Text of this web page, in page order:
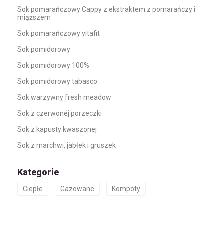
Sok pomarańczowy Cappy z ekstraktem z pomarańczy i
miąższem
Sok pomarańczowy vitafit
Sok pomidorowy
Sok pomidorowy 100%
Sok pomidorowy tabasco
Sok warzywny fresh meadow
Sok z czerwonej porzeczki
Sok z kapusty kwaszonej
Sok z marchwi, jabłek i gruszek
Kategorie
Ciepłe Gazowane Kompoty